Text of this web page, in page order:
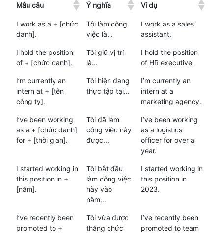
Mẫu câu Ý nghĩa Ví dụ
I work as a + [chức
danh].
Tôi làm công
việc là...
I work as a sales
assistant.
I hold the position
of + [chức danh].
Tôi giữ vị trí
là...
I hold the position
of HR executive.
I’m currently an
intern at + [tên
công ty].
Tôi hiện đang
thực tập tại...
I’m currently an
intern at a
marketing agency.
I’ve been working
as a + [chức danh]
for + [thời gian].
Tôi đã làm
công việc này
được...
I’ve been working
as a logistics
officer for over a
year.
I started working in
this position in +
[năm].
Tôi bắt đầu
làm công việc
này vào
năm...
I started working in
this position in
2023.
I’ve recently been
promoted to +
Tôi vừa được
thăng chức
I’ve recently been
promoted to team